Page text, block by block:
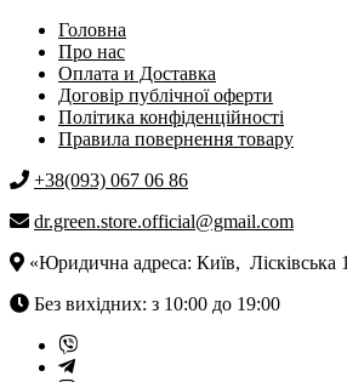
сторінці
товару
можна
вибрати
сторінці
товару
Головна
Про нас
Оплата и Доставка
Договір публічної оферти
Політика конфіденційності
Правила повернення товару
+38(093) 067 06 86
dr.green.store.official@gmail.com
«Юридична адреса: Київ, Лісківська
Без вихідних: з 10:00 до 19:00